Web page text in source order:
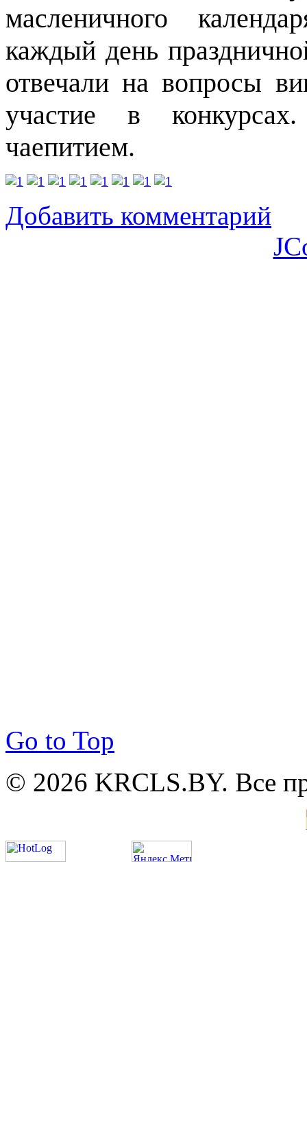
масленичного
каждый день
отвечали на вопросы
участие в
чаепитием.
Добавить комментарий
Go to Top
© 2026 KRCLS.BY. Все